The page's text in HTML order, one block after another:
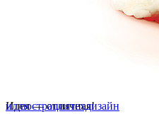
Идея — отличная!
иллюстрациятехдизайн